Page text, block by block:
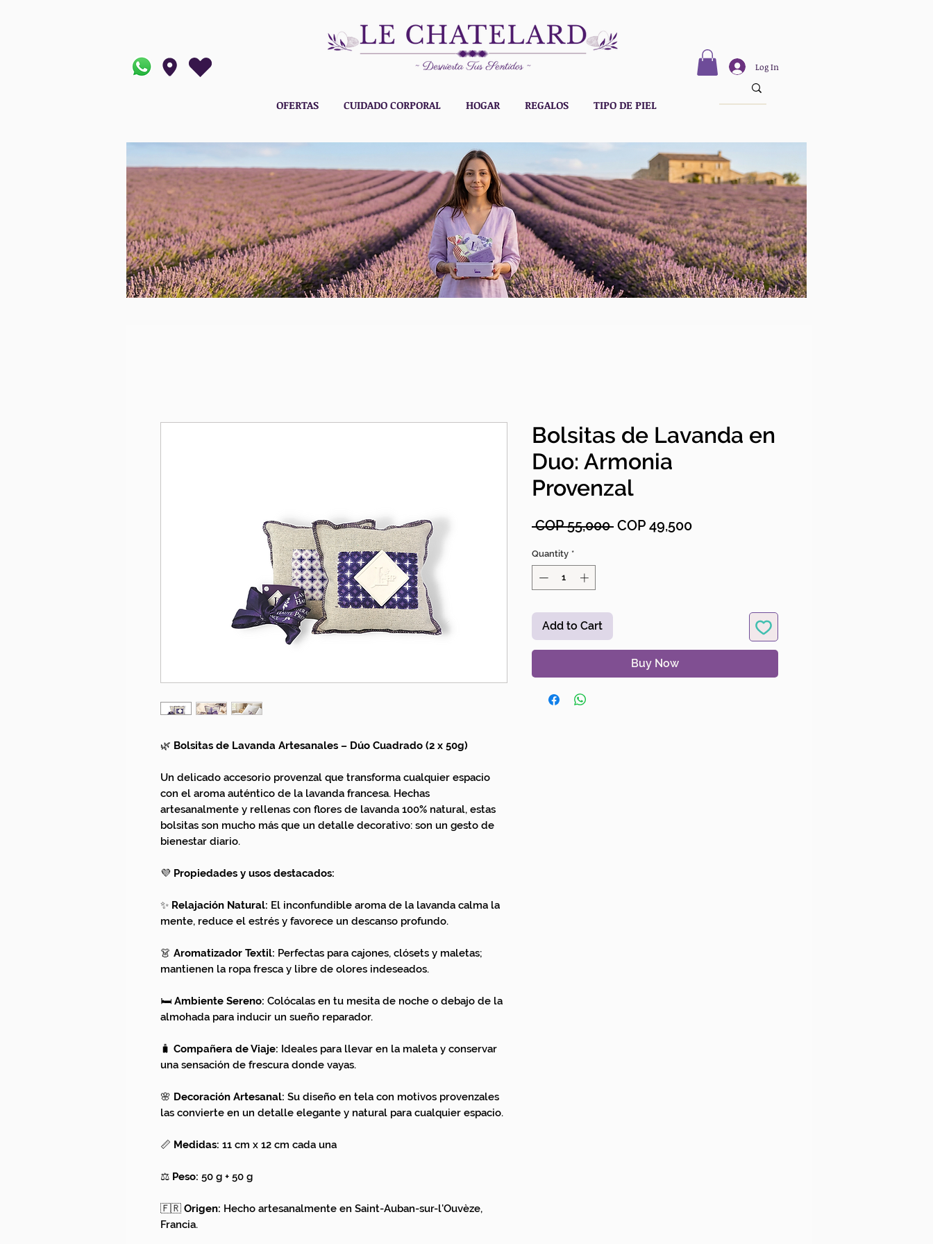
Log In
OFERTAS CUIDADO CORPORAL HOGAR REGALOS TIPO DE PIEL
🌿 Bolsitas de Lavanda Artesanales – Dúo Cuadrado (2 x 50g)
Un delicado accesorio provenzal que transforma cualquier espacio
con el aroma auténtico de la lavanda francesa. Hechas
artesanalmente y rellenas con flores de lavanda 100% natural, estas
bolsitas son mucho más que un detalle decorativo: son un gesto de
bienestar diario.
💜 Propiedades y usos destacados:
✨ Relajación Natural: El inconfundible aroma de la lavanda calma la
mente, reduce el estrés y favorece un descanso profundo.
👗 Aromatizador Textil: Perfectas para cajones, clósets y maletas;
mantienen la ropa fresca y libre de olores indeseados.
🛏️ Ambiente Sereno: Colócalas en tu mesita de noche o debajo de la
almohada para inducir un sueño reparador.
🧳 Compañera de Viaje: Ideales para llevar en la maleta y conservar
una sensación de frescura donde vayas.
🌸 Decoración Artesanal: Su diseño en tela con motivos provenzales
las convierte en un detalle elegante y natural para cualquier espacio.
📏 Medidas: 11 cm x 12 cm cada una
⚖️ Peso: 50 g + 50 g
🇫🇷 Origen: Hecho artesanalmente en Saint-Auban-sur-l'Ouvèze,
Francia.
Bolsitas de Lavanda en
Duo: Armonia
Provenzal
COP 55,000 Regular Price
COP 49,500Sale Price
Quantity *
Add to Cart
Buy Now